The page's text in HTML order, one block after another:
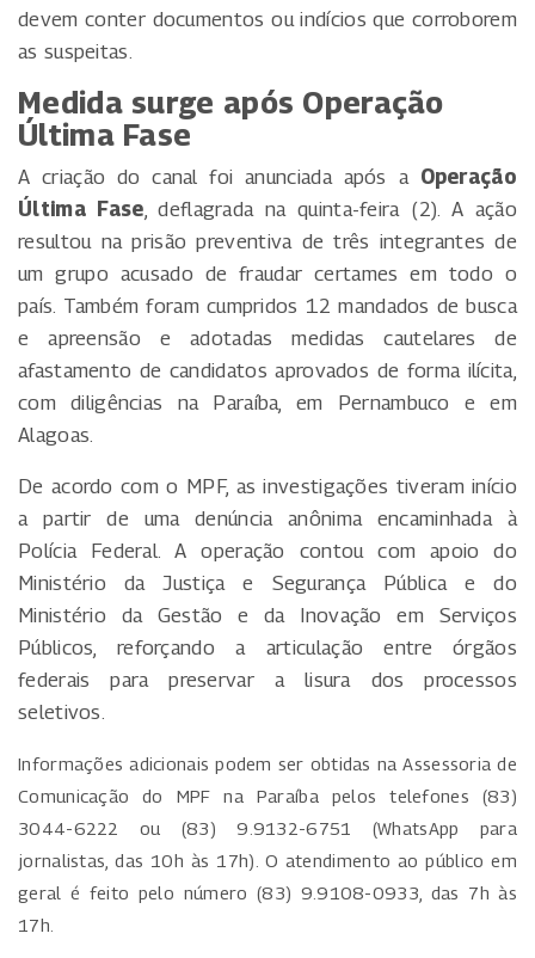
devem conter documentos ou indícios que corroborem
as suspeitas.
Medida surge após Operação
Última Fase
A criação do canal foi anunciada após a Operação
Última Fase , deflagrada na quinta-feira (2). A ação
resultou na prisão preventiva de três integrantes de
um grupo acusado de fraudar certames em todo o
país. Também foram cumpridos 12 mandados de busca
e apreensão e adotadas medidas cautelares de
afastamento de candidatos aprovados de forma ilícita,
com diligências na Paraíba, em Pernambuco e em
Alagoas.
De acordo com o MPF, as investigações tiveram início
a partir de uma denúncia anônima encaminhada à
Polícia Federal. A operação contou com apoio do
Ministério da Justiça e Segurança Pública e do
Ministério da Gestão e da Inovação em Serviços
Públicos, reforçando a articulação entre órgãos
federais para preservar a lisura dos processos
seletivos.
Informações adicionais podem ser obtidas na Assessoria de
Comunicação do MPF na Paraíba pelos telefones (83)
3044-6222 ou (83) 9.9132-6751 (WhatsApp para
jornalistas, das 10h às 17h). O atendimento ao público em
geral é feito pelo número (83) 9.9108-0933, das 7h às
17h.